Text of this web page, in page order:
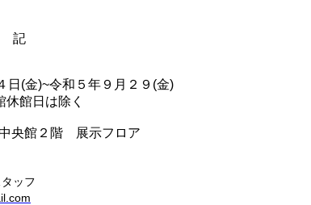
(金)~令和５年９月２９(金)
日は除く
央館２階 展示フロア
ッフ